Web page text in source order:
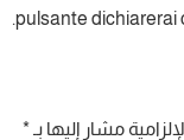
pulsante dichiarerai
مشار إليها بـ*